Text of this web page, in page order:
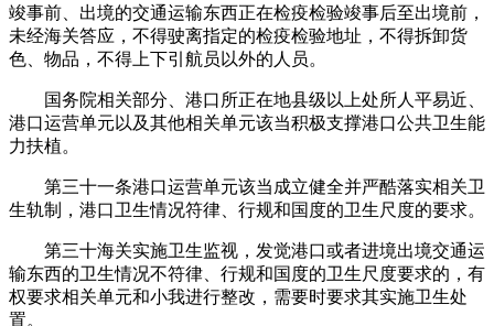
竣事前、出境的交通运输东西正在检疫检验竣事后至出境前，
未经海关答应，不得驶离指定的检疫检验地址，不得拆卸货
色、物品，不得上下引航员以外的人员。
国务院相关部分、港口所正在地县级以上处所人平易近、
港口运营单元以及其他相关单元该当积极支撑港口公共卫生能
力扶植。
第三十一条港口运营单元该当成立健全并严酷落实相关卫
生轨制，港口卫生情况符律、行规和国度的卫生尺度的要求。
第三十海关实施卫生监视，发觉港口或者进境出境交通运
输东西的卫生情况不符律、行规和国度的卫生尺度要求的，有
权要求相关单元和小我进行整改，需要时要求其实施卫生处
置。